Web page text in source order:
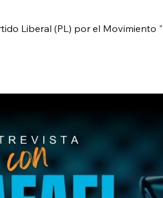
Liberal (PL) por el Movimiento